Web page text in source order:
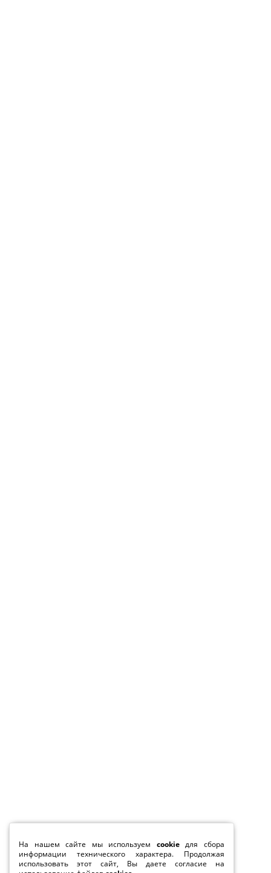
На нашем сайте мы используем cookieдля сбора
информации технического характера. Продолжая
использовать этот сайт, Вы даете согласие на